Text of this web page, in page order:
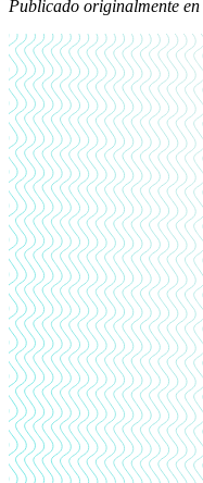
Publicado originalmente en